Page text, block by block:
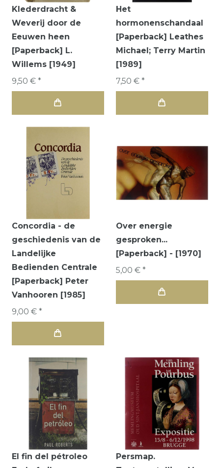
Klederdracht &
Weverij door de
Eeuwen heen
[Paperback] L.
Willems [1949]
9,50 € *
Het
hormonenschandaal
[Paperback] Leathes
Michael; Terry Martin
[1989]
7,50 € *
Concordia - de
geschiedenis van de
Landelijke
Bedienden Centrale
[Paperback] Peter
Vanhooren [1985]
9,00 € *
Over energie
gesproken...
[Paperback] - [1970]
5,00 € *
El fin del pétroleo
Persmap.